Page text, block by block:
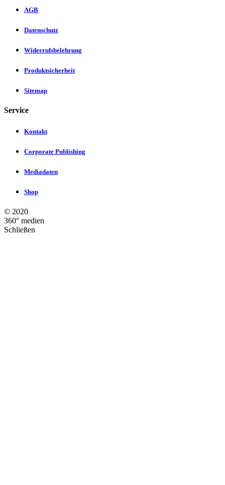
AGB
Datenschutz
Widerrufsbelehrung
Produktsicherheit
Sitemap
Service
Kontakt
Corporate Publishing
Mediadaten
Shop
© 2020
360° medien
Schließen